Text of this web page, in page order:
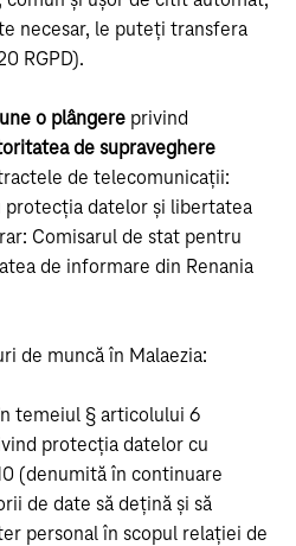
necesar, le puteți transfera
RGPD).
o plângere privind
de supraveghere
de telecomunicații:
datelor și libertatea
Comisarul de stat pentru
de informare din Renania
de muncă în Malaezia:
temeiul § articolului 6
protecția datelor cu
(denumită în continuare
de date să dețină și să
personal în scopul relației de